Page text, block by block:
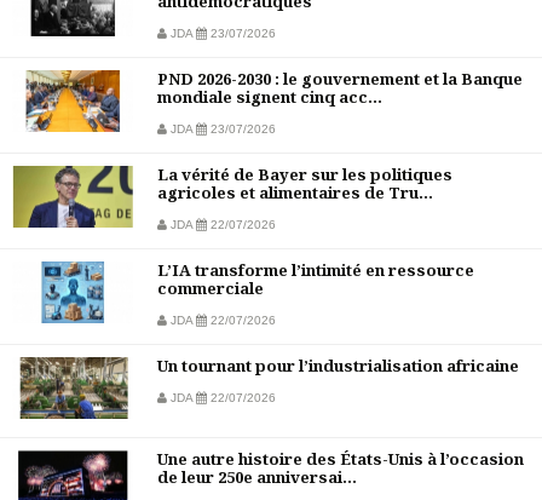
JDA 23/07/2026
PND 2026-2030 : le gouvernement et la Banque
mondiale signent cinq acc...
JDA 23/07/2026
La vérité de Bayer sur les politiques
agricoles et alimentaires de Tru...
JDA 22/07/2026
L’IA transforme l’intimité en ressource
commerciale
JDA 22/07/2026
Un tournant pour l’industrialisation africaine
JDA 22/07/2026
Une autre histoire des États-Unis à l’occasion
de leur 250e anniversai...